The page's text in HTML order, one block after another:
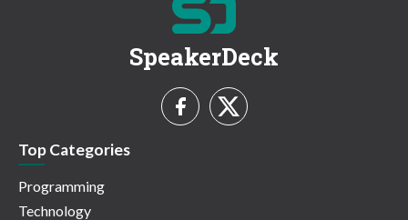
SpeakerDeck
Top Categories
Programming
Technology